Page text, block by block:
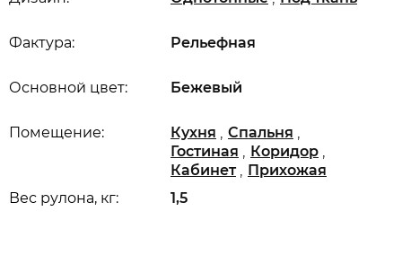
Вес рулона, кг: 1,5
Основной цвет: Бежевый
Помещение: Кухня , Спальня ,
Гостиная , Коридор ,
Кабинет , Прихожая
Фактура: Рельефная